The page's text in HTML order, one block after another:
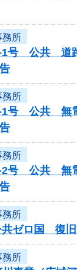
務所
1号 公共 道
務所
1号 公共 無
務所
2号 公共 無
務所
ゼロ国 復
務所